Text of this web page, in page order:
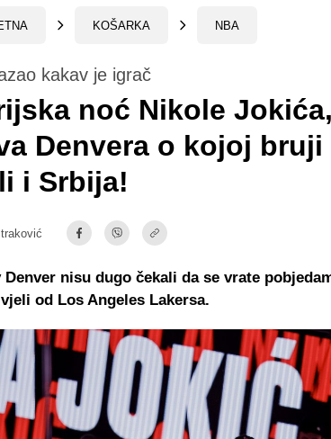
KOŠARKA NBA
kakav je igrač
noć Nikole
Denvera o kojoj bruji
i Srbija!
nisu dugo čekali da se vrate
od Los Angeles Lakersa.